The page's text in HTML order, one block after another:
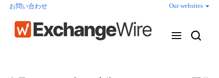
お問い合わせ Our websites